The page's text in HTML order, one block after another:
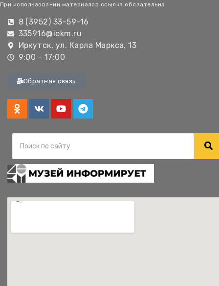
При использовании материалов ссылка обязательна
8 (3952) 33-59-16
335916@iokm.ru
Иркутск, ул. Карла Маркса, 13
9:00 - 17:00
Обратная связь